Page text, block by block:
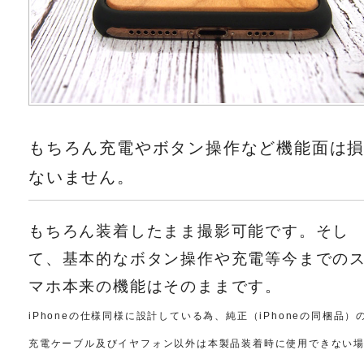
もちろん充電やボタン操作など機能面は
ないません。
もちろん装着したまま撮影可能です。そし
て、基本的なボタン操作や充電等今までの
マホ本来の機能はそのままです。
iPhoneの仕様同様に設計している為、純正（iPhoneの同梱品）
充電ケーブル及びイヤフォン以外は本製品装着時に使用できない